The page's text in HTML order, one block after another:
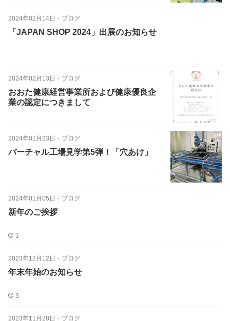
2024年02月14日 ・ ブログ
「JAPAN SHOP 2024」出展のお知らせ
2024年02月13日 ・ ブログ
おおた健康経営事業所および健康優良企
業の認定につきまして
2024年01月23日 ・ ブログ
バーチャル工場見学第5弾！「穴あけ」
2024年01月05日 ・ ブログ
新年のご挨拶
1
2023年12月12日 ・ ブログ
年末年始のお知らせ
3
2023年11月28日 ・ ブログ